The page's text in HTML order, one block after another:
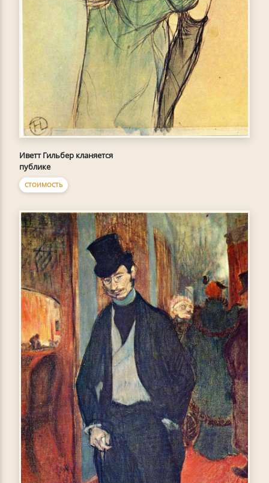
Иветт Гильбер кланяется
публике
СТОИМОСТЬ